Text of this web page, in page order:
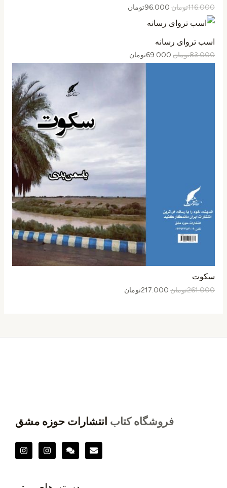
116.000تومان 96.000تومان
اسب تروای رسانه
83.000تومان 69.000تومان
سکوت
261.000تومان 217.000تومان
فروشگاه کتاب انتشارات حوزه مشق